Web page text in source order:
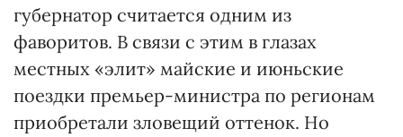
губернатор считается одним из
фаворитов. В связи с этим в глазах
местных «элит» майские и июньские
поездки премьер-министра по регионам
приобретали зловещий оттенок. Но